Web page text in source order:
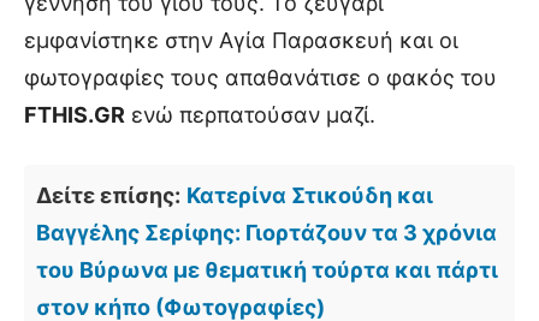
εμφανίστηκε στην Αγία Παρασκευή και οι
φωτογραφίες τους απαθανάτισε ο φακός του
FTHIS.GR ενώ περπατούσαν μαζί.
Δείτε επίσης: Κατερίνα Στικούδη και
Βαγγέλης Σερίφης: Γιορτάζουν τα 3 χρόνια
του Βύρωνα με θεματική τούρτα και πάρτι
στον κήπο (Φωτογραφίες)